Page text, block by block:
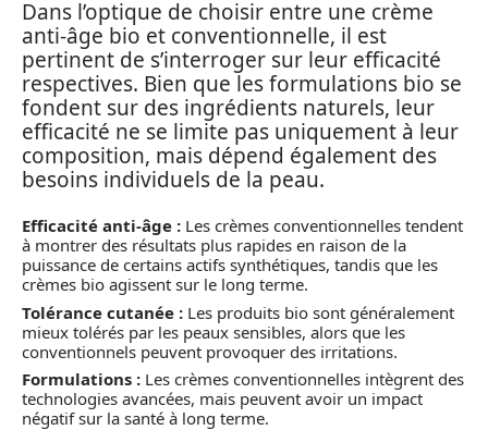
Dans l’optique de choisir entre une crème
anti-âge bio et conventionnelle, il est
pertinent de s’interroger sur leur efficacité
respectives. Bien que les formulations bio se
fondent sur des ingrédients naturels, leur
efficacité ne se limite pas uniquement à leur
composition, mais dépend également des
besoins individuels de la peau.
Efficacité anti-âge : Les crèmes conventionnelles tendent
à montrer des résultats plus rapides en raison de la
puissance de certains actifs synthétiques, tandis que les
crèmes bio agissent sur le long terme.
Tolérance cutanée : Les produits bio sont généralement
mieux tolérés par les peaux sensibles, alors que les
conventionnels peuvent provoquer des irritations.
Formulations : Les crèmes conventionnelles intègrent des
technologies avancées, mais peuvent avoir un impact
négatif sur la santé à long terme.